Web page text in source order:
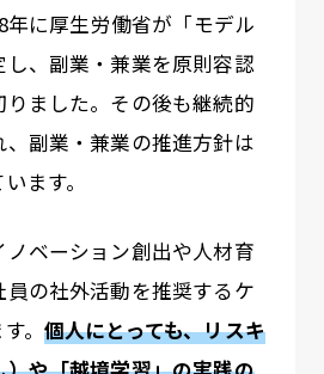
年に厚生労働省が「モデル
、副業・兼業を原則容認
ました。その後も継続的
、副業・兼業の推進方針は
ます。
ノベーション創出や人材育
の社外活動を推奨するケ
。 個人にとっても、リスキ